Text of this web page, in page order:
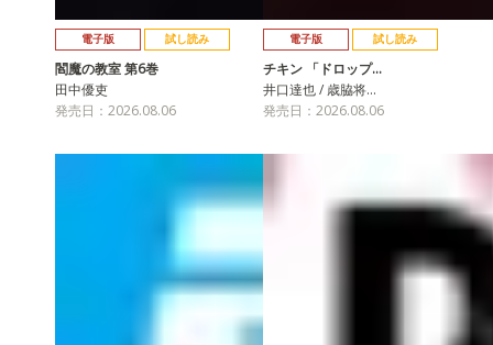
電子版 試し読み
閻魔の教室 第6巻
田中優吏
発売日：2026.08.06
電子版 試し読み
チキン 「ドロップ…
井口達也 / 歳脇将…
発売日：2026.08.06